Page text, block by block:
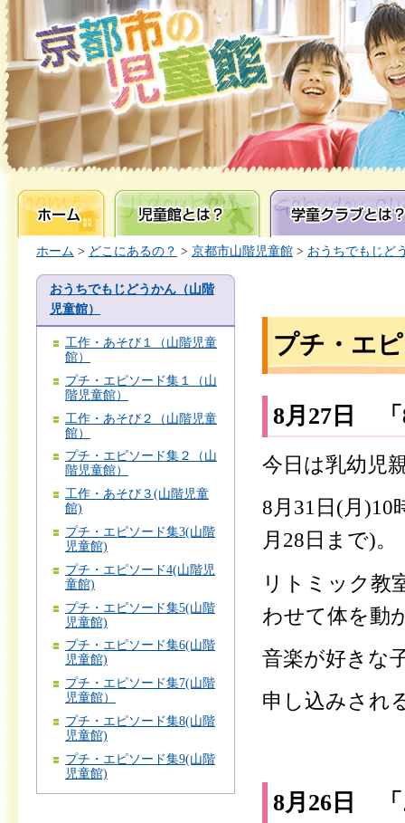
ホーム 児童館とは？ 学童クラブとは？
ホーム > どこにあるの？ > 京都市山階児童館 > おうちでもじど
おうちでもじどうかん（山階
児童館）
工作・あそび１（山階児童
館）
プチ・エピソード集１（山
階児童館）
工作・あそび２（山階児童
館）
プチ・エピソード集２（山
階児童館）
工作・あそび３(山階児童
館)
プチ・エピソード集3(山階
児童館)
プチ・エピソード4(山階児
童館)
プチ・エピソード集5(山階
児童館)
プチ・エピソード集6(山階
児童館)
プチ・エピソード集7(山階
児童館）
プチ・エピソード集8(山階
児童館)
プチ・エピソード集9(山階
児童館)
プチ・エ
8月27日 「
今日は乳幼児
8月31日(月)10
月28日まで)。
リトミック教
わせて体を動
音楽が好きな
申し込みされ
8月26日 「